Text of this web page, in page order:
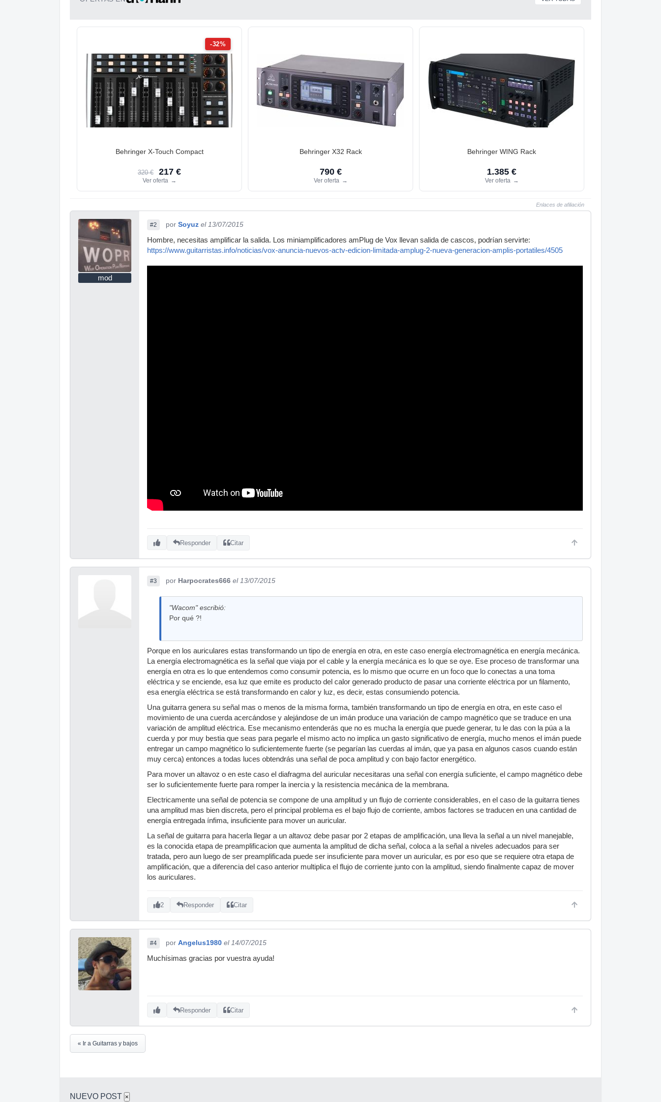
-32%
Behringer X-Touch Compact
320 € 217 €
Ver oferta →
Behringer X32 Rack
790 €
Ver oferta →
Behringer WING Rack
1.385 €
Ver oferta →
Enlaces de afiliación
mod
#2 por Soyuz el 13/07/2015
Hombre, necesitas amplificar la salida. Los miniamplificadores amPlug de Vox llevan salida de cascos, podrían servirte:
https://www.guitarristas.info/noticias/vox-anuncia-nuevos-actv-edicion-limitada-amplug-2-nueva-generacion-amplis-portatiles/4505
Responder Citar
#3 por Harpocrates666 el 13/07/2015
"Wacom" escribió:
Por qué ?!
Porque en los auriculares estas transformando un tipo de energía en otra, en este caso energía electromagnética en energía mecánica.
La energía electromagnética es la señal que viaja por el cable y la energía mecánica es lo que se oye. Ese proceso de transformar una
energía en otra es lo que entendemos como consumir potencia, es lo mismo que ocurre en un foco que lo conectas a una toma
eléctrica y se enciende, esa luz que emite es producto del calor generado producto de pasar una corriente eléctrica por un filamento,
esa energía eléctrica se está transformando en calor y luz, es decir, estas consumiendo potencia.
Una guitarra genera su señal mas o menos de la misma forma, también transformando un tipo de energía en otra, en este caso el
movimiento de una cuerda acercándose y alejándose de un imán produce una variación de campo magnético que se traduce en una
variación de amplitud eléctrica. Ese mecanismo entenderás que no es mucha la energía que puede generar, tu le das con la púa a la
cuerda y por muy bestia que seas para pegarle el mismo acto no implica un gasto significativo de energía, mucho menos el imán puede
entregar un campo magnético lo suficientemente fuerte (se pegarían las cuerdas al imán, que ya pasa en algunos casos cuando están
muy cerca) entonces a todas luces obtendrás una señal de poca amplitud y con bajo factor energético.
Para mover un altavoz o en este caso el diafragma del auricular necesitaras una señal con energía suficiente, el campo magnético debe
ser lo suficientemente fuerte para romper la inercia y la resistencia mecánica de la membrana.
Electricamente una señal de potencia se compone de una amplitud y un flujo de corriente considerables, en el caso de la guitarra tienes
una amplitud mas bien discreta, pero el principal problema es el bajo flujo de corriente, ambos factores se traducen en una cantidad de
energía entregada ínfima, insuficiente para mover un auricular.
La señal de guitarra para hacerla llegar a un altavoz debe pasar por 2 etapas de amplificación, una lleva la señal a un nivel manejable,
es la conocida etapa de preamplificacion que aumenta la amplitud de dicha señal, coloca a la señal a niveles adecuados para ser
tratada, pero aun luego de ser preamplificada puede ser insuficiente para mover un auricular, es por eso que se requiere otra etapa de
amplificación, que a diferencia del caso anterior multiplica el flujo de corriente junto con la amplitud, siendo finalmente capaz de mover
los auriculares.
2 Responder Citar
#4 por Angelus1980 el 14/07/2015
Muchísimas gracias por vuestra ayuda!
Responder Citar
« Ir a Guitarras y bajos
NUEVO POST ×